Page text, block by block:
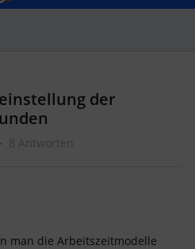
der
8 Antworten
man die Arbeitszeitmodelle